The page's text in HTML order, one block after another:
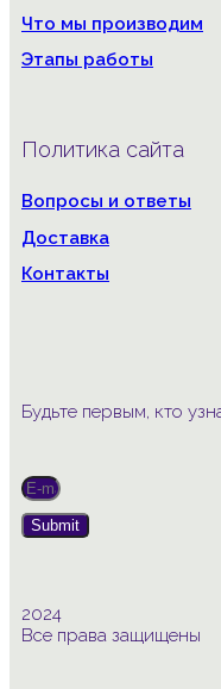
Что мы производим
Этапы работы
Политика сайта
Вопросы и ответы
Доставка
Контакты
Будьте первым, кто
Submit
2024
Все права защищены